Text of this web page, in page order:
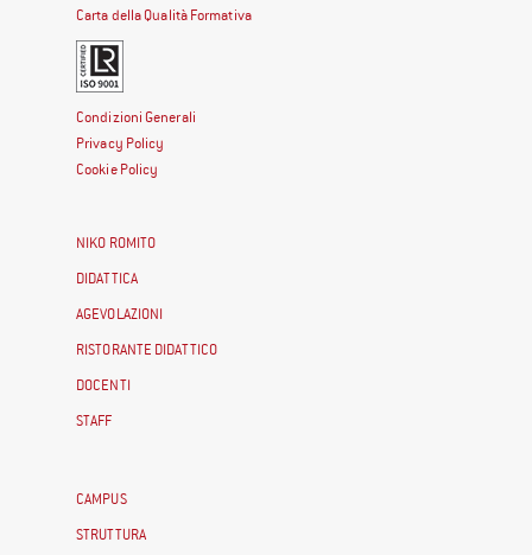
Carta della Qualità Formativa
Condizioni Generali
Privacy Policy
Cookie Policy
NIKO ROMITO
DIDATTICA
AGEVOLAZIONI
RISTORANTE DIDATTICO
DOCENTI
STAFF
CAMPUS
STRUTTURA